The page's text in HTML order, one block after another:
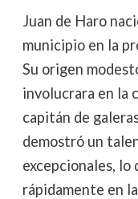
Juan de Haro
municipio en la
Su origen
involucrara en la
capitán de
demostró un
excepcionales,
rápidamente en